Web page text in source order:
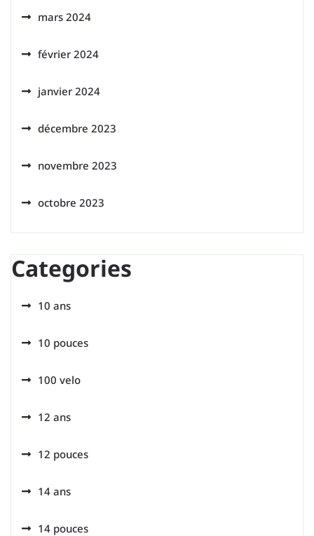
mars 2024
février 2024
janvier 2024
décembre 2023
novembre 2023
octobre 2023
Categories
10 ans
10 pouces
100 velo
12 ans
12 pouces
14 ans
14 pouces